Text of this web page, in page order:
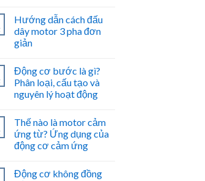
Hướng dẫn cách đấu
dây motor 3 pha đơn
giản
Động cơ bước là gì?
Phân loại, cấu tạo và
nguyên lý hoạt động
Thế nào là motor cảm
ứng từ? Ứng dụng của
động cơ cảm ứng
Động cơ không đồng